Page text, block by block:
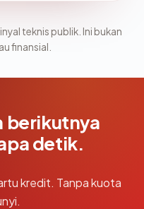
teknis publik. Ini bukan
finansial.
berikutnya
detik.
kredit. Tanpa kuota